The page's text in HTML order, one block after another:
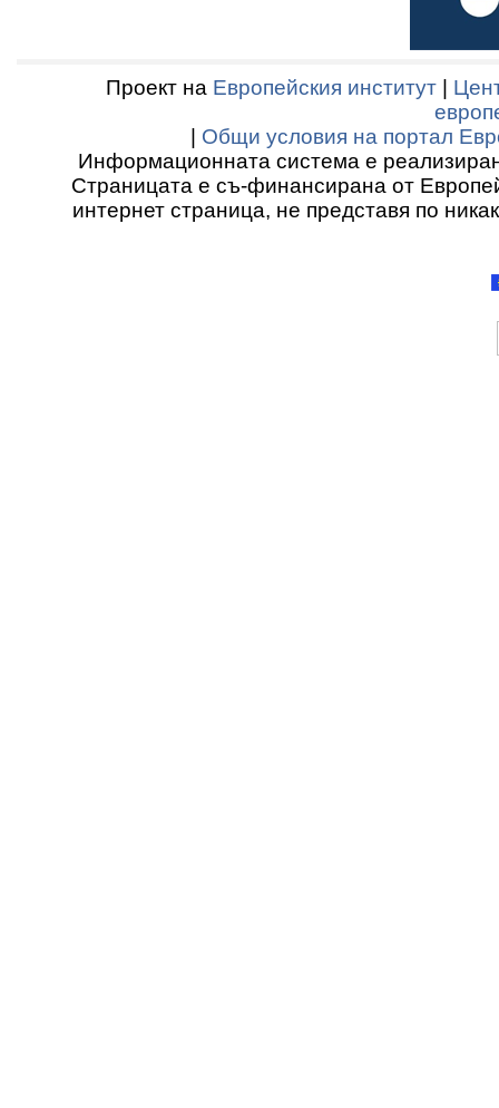
Проект на Европейския институт
Общи условия на портал
Информационната система е
Страницата е съ-финансирана от
интернет страница, не представя по